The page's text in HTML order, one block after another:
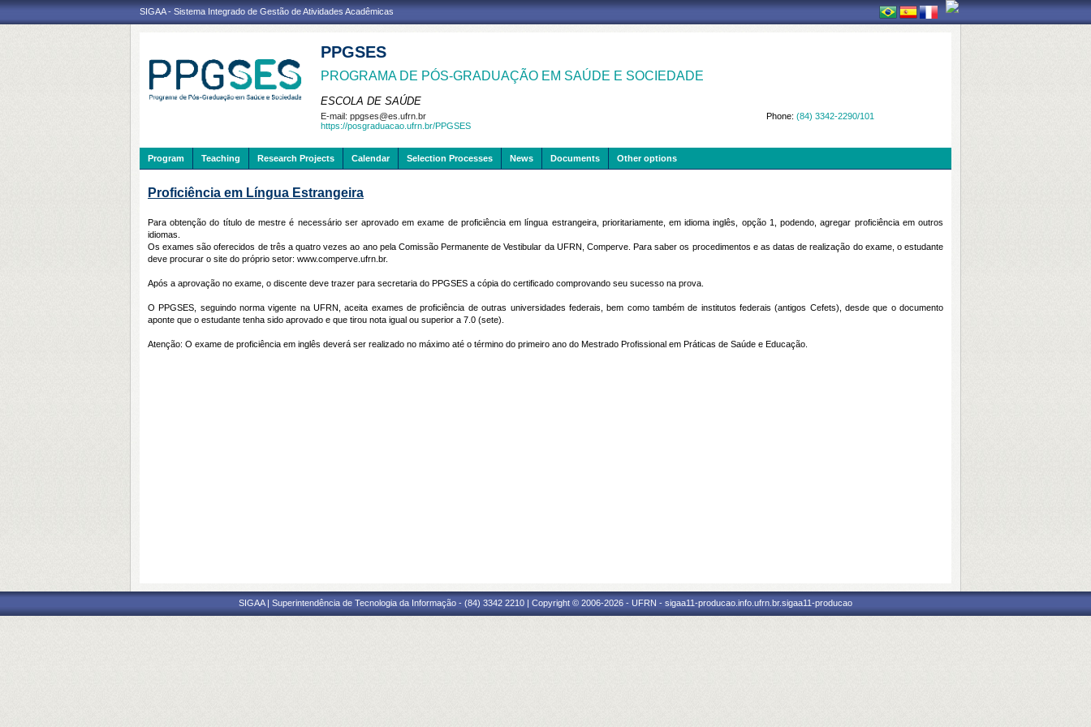
SIGAA - Sistema Integrado de Gestão de Atividades Acadêmicas
PPGSES
PROGRAMA DE PÓS-GRADUAÇÃO EM SAÚDE E SOCIEDADE
ESCOLA DE SAÚDE
Phone: (84) 3342-2290/101
E-mail: ppgses@es.ufrn.br
https://posgraduacao.ufrn.br/PPGSES
Program Teaching Research Projects Calendar Selection Processes News Documents Other options
Proficiência em Língua Estrangeira
Para obtenção do título de mestre é necessário ser aprovado em exame de proficiência em língua estrangeira, prioritariamente, em idioma inglês, opção 1, podendo, agregar proficiência em outros
idiomas.
Os exames são oferecidos de três a quatro vezes ao ano pela Comissão Permanente de Vestibular da UFRN, Comperve. Para saber os procedimentos e as datas de realização do exame, o estudante
deve procurar o site do próprio setor: www.comperve.ufrn.br.
Após a aprovação no exame, o discente deve trazer para secretaria do PPGSES a cópia do certificado comprovando seu sucesso na prova.
O PPGSES, seguindo norma vigente na UFRN, aceita exames de proficiência de outras universidades federais, bem como também de institutos federais (antigos Cefets), desde que o documento
aponte que o estudante tenha sido aprovado e que tirou nota igual ou superior a 7.0 (sete).
Atenção: O exame de proficiência em inglês deverá ser realizado no máximo até o término do primeiro ano do Mestrado Profissional em Práticas de Saúde e Educação.
SIGAA | Superintendência de Tecnologia da Informação - (84) 3342 2210 | Copyright © 2006-2026 - UFRN - sigaa11-producao.info.ufrn.br.sigaa11-producao